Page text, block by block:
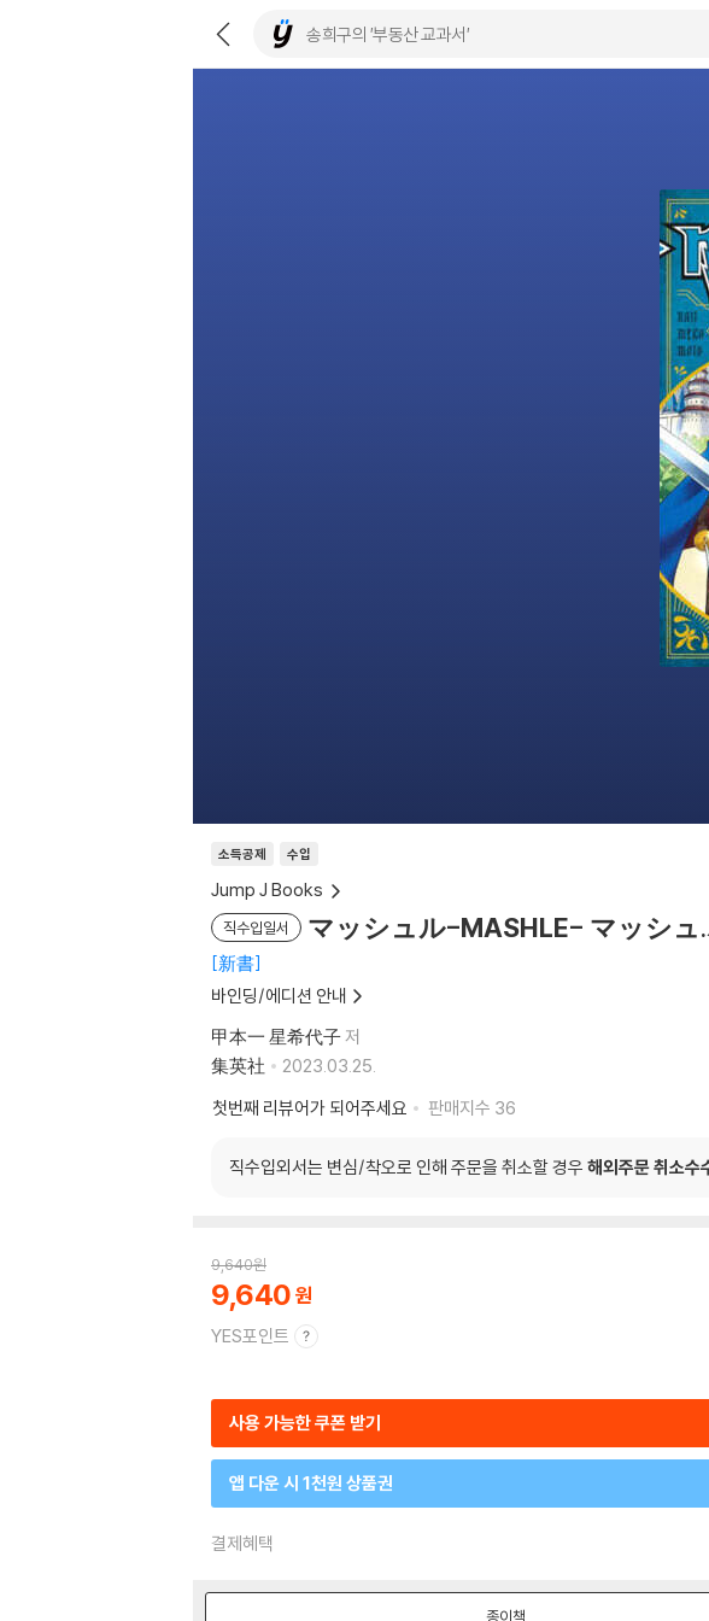
소득공제 수입
Jump J Books
직수입일서 マッシュル-MASHLE- マッシ
新書
바인딩/에디션 안내
甲本一 星希代子저
集英社
2023.03.25.
첫번째 리뷰어가 되어주세요
판매지수 36
직수입외서는 변심/착오로 인해 주문을 취소할 경우 해외주문 취소수
9,640원
9,640
YES포인트
사용 가능한 쿠폰 받기
앱 다운 시 1천원 상품권
결제혜택
종이책